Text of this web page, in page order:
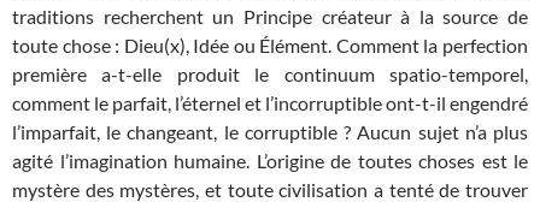
traditions recherchent un Principe créateur à la source de
toute chose : Dieu(x), Idée ou Élément. Comment la perfection
première a-t-elle produit le continuum spatio-temporel,
comment le parfait, l’éternel et l’incorruptible ont-t-il engendré
l’imparfait, le changeant, le corruptible ? Aucun sujet n’a plus
agité l’imagination humaine. L’origine de toutes choses est le
mystère des mystères, et toute civilisation a tenté de trouver